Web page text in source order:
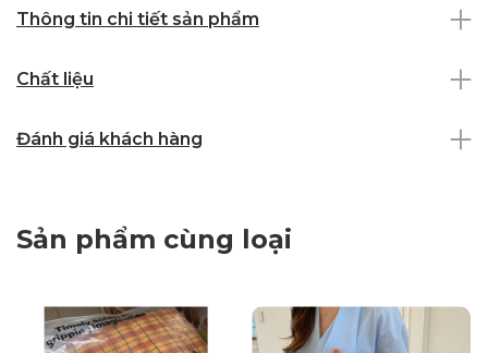
Thông tin chi tiết sản phẩm
Chất liệu
Đánh giá khách hàng
Sản phẩm cùng loại